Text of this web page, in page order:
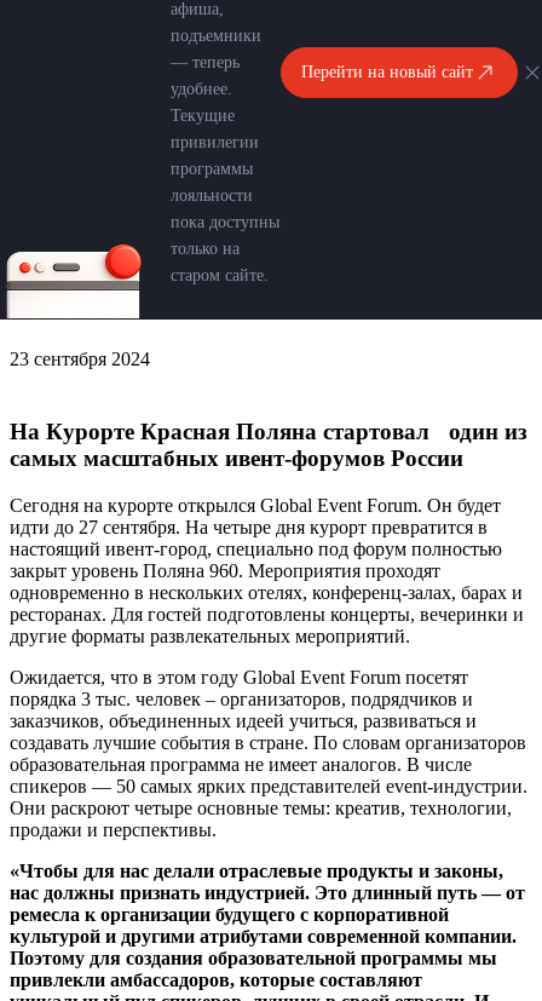
афиша,
подъемники
— теперь
удобнее.
Текущие
привилегии
программы
лояльности
пока доступны
только на
старом сайте.
Перейти на новый сайт
23 сентября 2024
На Курорте Красная Поляна стартовал один из
самых масштабных ивент-форумов России
Сегодня на курорте открылся Global Event Forum. Он будет
идти до 27 сентября. На четыре дня курорт превратится в
настоящий ивент-город, специально под форум полностью
закрыт уровень Поляна 960. Мероприятия проходят
одновременно в нескольких отелях, конференц-залах, барах и
ресторанах. Для гостей подготовлены концерты, вечеринки и
другие форматы развлекательных мероприятий.
Ожидается, что в этом году Global Event Forum посетят
порядка 3 тыс. человек – организаторов, подрядчиков и
заказчиков, объединенных идеей учиться, развиваться и
создавать лучшие события в стране. По словам организаторов
образовательная программа не имеет аналогов. В числе
спикеров — 50 самых ярких представителей event-индустрии.
Они раскроют четыре основные темы: креатив, технологии,
продажи и перспективы.
«Чтобы для нас делали отраслевые продукты и законы,
нас должны признать индустрией. Это длинный путь — от
ремесла к организации будущего с корпоративной
культурой и другими атрибутами современной компании.
Поэтому для создания образовательной программы мы
привлекли амбассадоров, которые составляют